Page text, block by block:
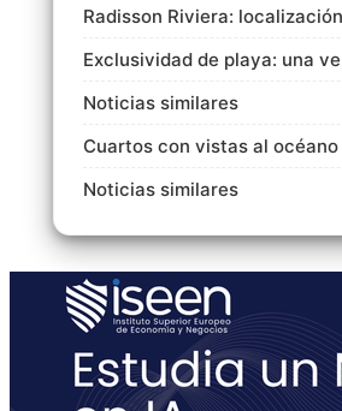
Radisson Riviera:
Exclusividad de playa: una
Noticias similares
Cuartos con vistas al
Noticias similares